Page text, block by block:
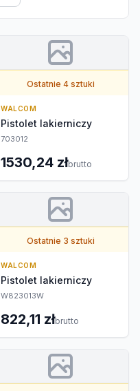
Ostatnie 4 sztuki
WALCOM
Pistolet lakierniczy
703012
1530,24 złbrutto
Ostatnie 3 sztuki
WALCOM
Pistolet lakierniczy
W823013W
822,11 złbrutto